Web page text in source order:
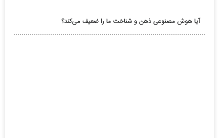
آیا هوش مصنوعی ذهن و شناخت ما را ضعیف می‌کند؟